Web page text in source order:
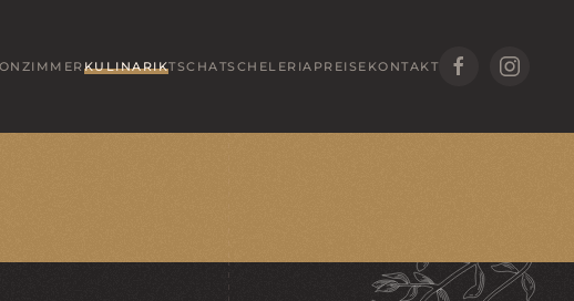
ZIMMERKULINARIKTSCHATSCHELERIA PREISE KONTAKT